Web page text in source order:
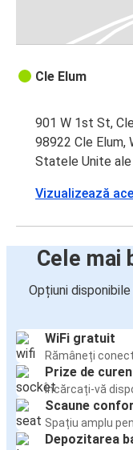
Cle Elum
901 W 1st St,
98922 Cle Elum,
Statele Unite ale
Vizualizează
Cele mai
Opțiuni
WiFi gratuit
Rămâneți
Prize de
Încărcați-vă
Scaune
Spațiu amplu
Depozitarea